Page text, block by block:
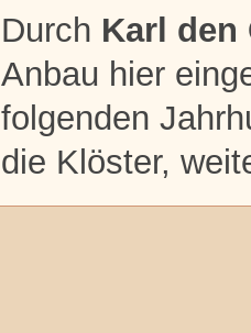
Durch Karl den
Anbau hier
folgenden
die Klöster,